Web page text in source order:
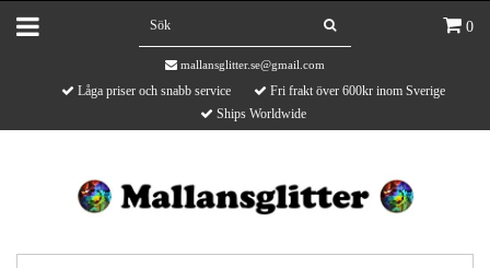
0
mallansglitter.se@gmail.com
Låga priser och snabb service
Fri frakt över 600kr inom Sverige
Ships Worldwide